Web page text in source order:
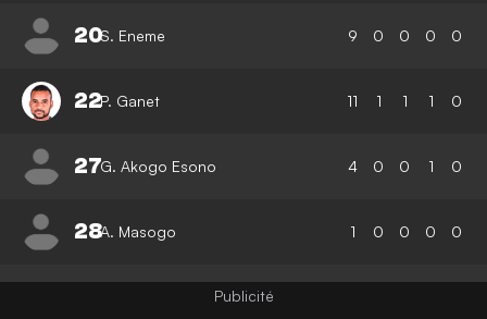
20S. Eneme 9 0 0 0 0
22P. Ganet 11 1 1 1 0
27G. Akogo Esono 4 0 0 1 0
28A. Masogo 1 0 0 0 0